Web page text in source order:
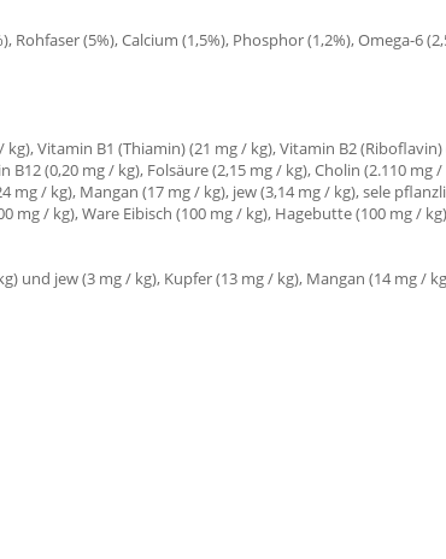
(5%), Calcium (1,5%), Phosphor (1,2%), Omega-6
Vitamin B1 (Thiamin) (21 mg / kg), Vitamin B2
(0,20 mg / kg), Folsäure (2,15 mg / kg), Cholin (2.110 mg
mg / kg), Mangan (17 mg / kg), jew (3,14 mg / kg), sele
mg / kg), Ware Eibisch (100 mg / kg), Hagebutte (100 mg /
und jew (3 mg / kg), Kupfer (13 mg / kg), Mangan (14 mg /